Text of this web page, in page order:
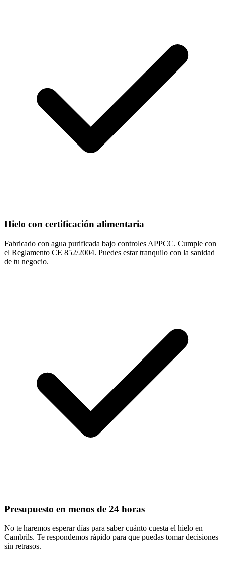
Hielo con certificación alimentaria
Fabricado con agua purificada bajo controles APPCC. Cumple con
el Reglamento CE 852/2004. Puedes estar tranquilo con la sanidad
de tu negocio.
Presupuesto en menos de 24 horas
No te haremos esperar días para saber cuánto cuesta el hielo en
Cambrils. Te respondemos rápido para que puedas tomar decisiones
sin retrasos.